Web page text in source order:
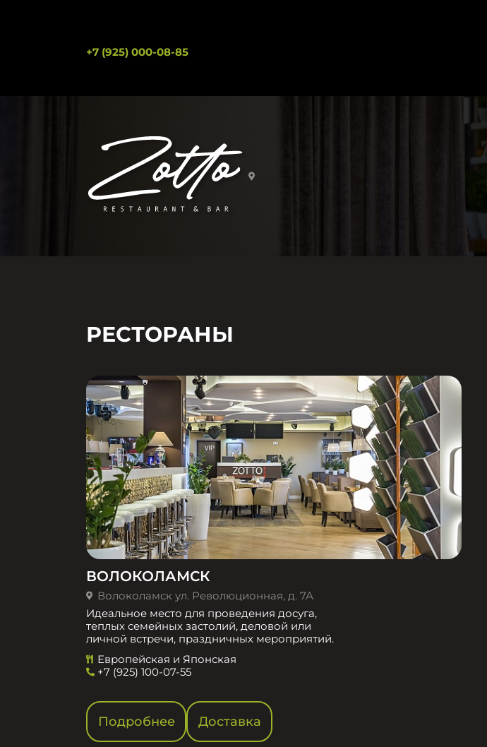
+7 (925) 000-08-85
РЕСТОРАНЫ
ВОЛОКОЛАМСК
Волоколамск ул. Революционная, д. 7А
Идеальное место для проведения досуга,
теплых семейных застолий, деловой или
личной встречи, праздничных мероприятий.
Европейская и Японская
+7 (925) 100-07-55
Подробнее Доставка